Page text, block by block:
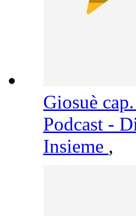
Giosuè
Podcast -
Insieme ,